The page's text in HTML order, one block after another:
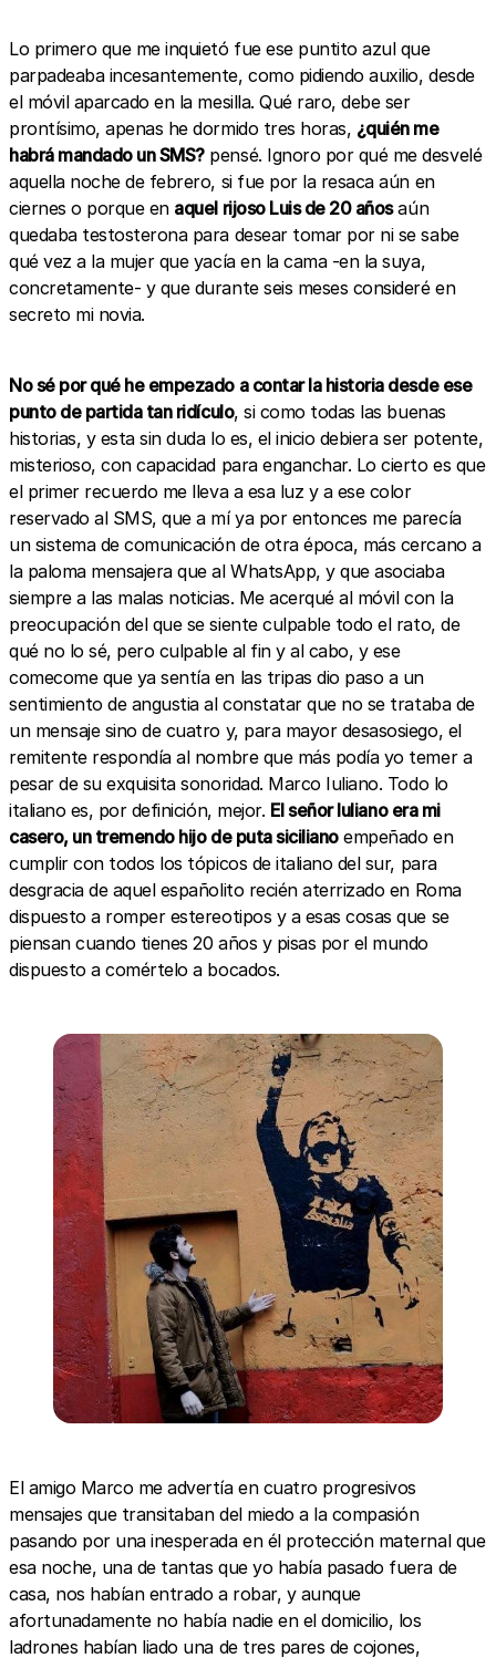
Lo primero que me inquietó fue ese puntito azul que
parpadeaba incesantemente, como pidiendo auxilio, desde
el móvil aparcado en la mesilla. Qué raro, debe ser
prontísimo, apenas he dormido tres horas, ¿quién me
habrá mandado un SMS?pensé. Ignoro por qué me desvelé
aquella noche de febrero, si fue por la resaca aún en
ciernes o porque en aquel rijoso Luis de 20 añosaún
quedaba testosterona para desear tomar por ni se sabe
qué vez a la mujer que yacía en la cama -en la suya,
concretamente- y que durante seis meses consideré en
secreto mi novia.
No sé por qué he empezado a contar la historia desde ese
punto de partida tan ridículo, si como todas las buenas
historias, y esta sin duda lo es, el inicio debiera ser potente,
misterioso, con capacidad para enganchar. Lo cierto es que
el primer recuerdo me lleva a esa luz y a ese color
reservado al SMS, que a mí ya por entonces me parecía
un sistema de comunicación de otra época, más cercano a
la paloma mensajera que al WhatsApp, y que asociaba
siempre a las malas noticias. Me acerqué al móvil con la
preocupación del que se siente culpable todo el rato, de
qué no lo sé, pero culpable al fin y al cabo, y ese
comecome que ya sentía en las tripas dio paso a un
sentimiento de angustia al constatar que no se trataba de
un mensaje sino de cuatro y, para mayor desasosiego, el
remitente respondía al nombre que más podía yo temer a
pesar de su exquisita sonoridad. Marco Iuliano. Todo lo
italiano es, por definición, mejor. El señor Iuliano era mi
casero, un tremendo hijo de puta sicilianoempeñado en
cumplir con todos los tópicos de italiano del sur, para
desgracia de aquel españolito recién aterrizado en Roma
dispuesto a romper estereotipos y a esas cosas que se
piensan cuando tienes 20 años y pisas por el mundo
dispuesto a comértelo a bocados.
El amigo Marco me advertía en cuatro progresivos
mensajes que transitaban del miedo a la compasión
pasando por una inesperada en él protección maternal que
esa noche, una de tantas que yo había pasado fuera de
casa, nos habían entrado a robar, y aunque
afortunadamente no había nadie en el domicilio, los
ladrones habían liado una de tres pares de cojones,